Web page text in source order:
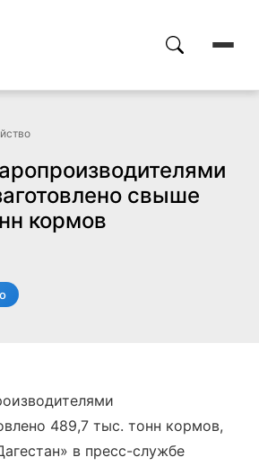
свыше
кормов
489,7 тыс. тонн кормов,
в пресс-службе